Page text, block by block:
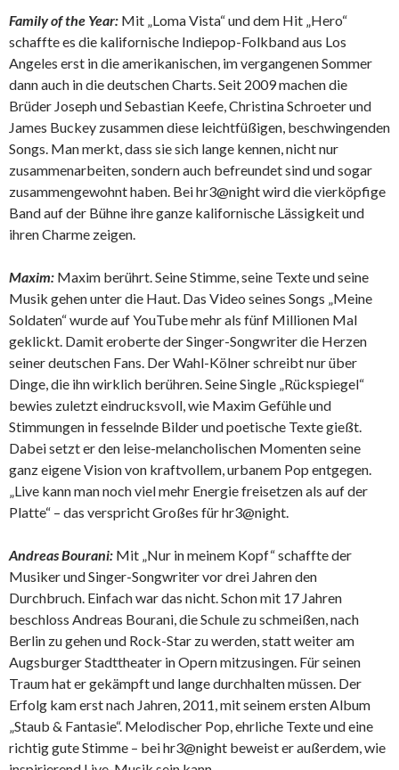
Family of the Year: Mit „Loma Vista“ und dem Hit „Hero“
schaffte es die kalifornische Indiepop-Folkband aus Los
Angeles erst in die amerikanischen, im vergangenen Sommer
dann auch in die deutschen Charts. Seit 2009 machen die
Brüder Joseph und Sebastian Keefe, Christina Schroeter und
James Buckey zusammen diese leichtfüßigen, beschwingenden
Songs. Man merkt, dass sie sich lange kennen, nicht nur
zusammenarbeiten, sondern auch befreundet sind und sogar
zusammengewohnt haben. Bei hr3@night wird die vierköpfige
Band auf der Bühne ihre ganze kalifornische Lässigkeit und
ihren Charme zeigen.
Maxim: Maxim berührt. Seine Stimme, seine Texte und seine
Musik gehen unter die Haut. Das Video seines Songs „Meine
Soldaten“ wurde auf YouTube mehr als fünf Millionen Mal
geklickt. Damit eroberte der Singer-Songwriter die Herzen
seiner deutschen Fans. Der Wahl-Kölner schreibt nur über
Dinge, die ihn wirklich berühren. Seine Single „Rückspiegel“
bewies zuletzt eindrucksvoll, wie Maxim Gefühle und
Stimmungen in fesselnde Bilder und poetische Texte gießt.
Dabei setzt er den leise-melancholischen Momenten seine
ganz eigene Vision von kraftvollem, urbanem Pop entgegen.
„Live kann man noch viel mehr Energie freisetzen als auf der
Platte“ – das verspricht Großes für hr3@night.
Andreas Bourani: Mit „Nur in meinem Kopf“ schaffte der
Musiker und Singer-Songwriter vor drei Jahren den
Durchbruch. Einfach war das nicht. Schon mit 17 Jahren
beschloss Andreas Bourani, die Schule zu schmeißen, nach
Berlin zu gehen und Rock-Star zu werden, statt weiter am
Augsburger Stadttheater in Opern mitzusingen. Für seinen
Traum hat er gekämpft und lange durchhalten müssen. Der
Erfolg kam erst nach Jahren, 2011, mit seinem ersten Album
„Staub & Fantasie“. Melodischer Pop, ehrliche Texte und eine
richtig gute Stimme – bei hr3@night beweist er außerdem, wie